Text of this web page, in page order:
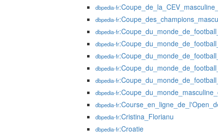
dbpedia-fr
dbpedia-fr
dbpedia-fr
dbpedia-fr
dbpedia-fr
dbpedia-fr
dbpedia-fr
dbpedia-fr
dbpedia-fr
dbpedia-fr:Cristina_Florianu
dbpedia-fr:Croatie